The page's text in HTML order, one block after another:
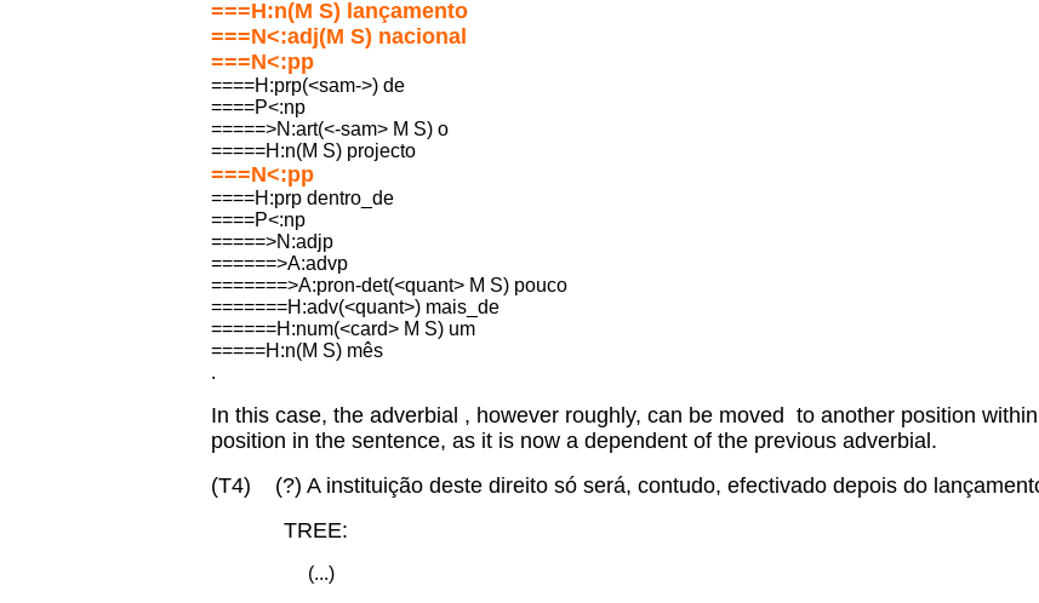
===H:n(M S) lançamento
===N<:adj(M S) nacional
===N<:pp
====H:prp(<sam->) de
====P<:np
=====>N:art(<-sam> M S) o
=====H:n(M S) projecto
===N<:pp
====H:prp dentro_de
====P<:np
=====>N:adjp
======>A:advp
=======>A:pron-det(<quant> M S) pouco
=======H:adv(<quant>) mais_de
======H:num(<card> M S) um
=====H:n(M S) mês
.
In this case, the adverbial , however roughly, can be moved to another position
position in the sentence, as it is now a dependent of the previous adverbial.
(T4) (?) A instituição deste direito só será, contudo, efectivado depois do
TREE:
(...)